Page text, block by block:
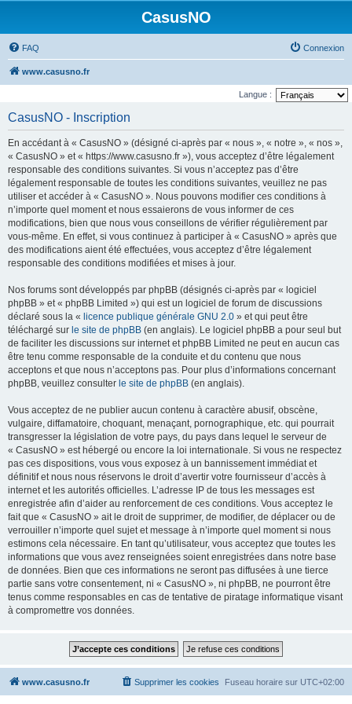
CasusNO
FAQ Connexion
www.casusno.fr
Langue :
CasusNO - Inscription
En accédant à « CasusNO » (désigné ci-après par « nous », « notre », « nos »,
« CasusNO » et « https://www.casusno.fr »), vous acceptez d’être légalement
responsable des conditions suivantes. Si vous n’acceptez pas d’être
légalement responsable de toutes les conditions suivantes, veuillez ne pas
utiliser et accéder à « CasusNO ». Nous pouvons modifier ces conditions à
n’importe quel moment et nous essaierons de vous informer de ces
modifications, bien que nous vous conseillons de vérifier régulièrement par
vous-même. En effet, si vous continuez à participer à « CasusNO » après que
des modifications aient été effectuées, vous acceptez d’être légalement
responsable des conditions modifiées et mises à jour.
Nos forums sont développés par phpBB (désignés ci-après par « logiciel
phpBB » et « phpBB Limited ») qui est un logiciel de forum de discussions
déclaré sous la « licence publique générale GNU 2.0 » et qui peut être
téléchargé sur le site de phpBB (en anglais). Le logiciel phpBB a pour seul but
de faciliter les discussions sur internet et phpBB Limited ne peut en aucun cas
être tenu comme responsable de la conduite et du contenu que nous
acceptons et que nous n’acceptons pas. Pour plus d’informations concernant
phpBB, veuillez consulter le site de phpBB (en anglais).
Vous acceptez de ne publier aucun contenu à caractère abusif, obscène,
vulgaire, diffamatoire, choquant, menaçant, pornographique, etc. qui pourrait
transgresser la législation de votre pays, du pays dans lequel le serveur de
« CasusNO » est hébergé ou encore la loi internationale. Si vous ne respectez
pas ces dispositions, vous vous exposez à un bannissement immédiat et
définitif et nous nous réservons le droit d’avertir votre fournisseur d’accès à
internet et les autorités officielles. L’adresse IP de tous les messages est
enregistrée afin d’aider au renforcement de ces conditions. Vous acceptez le
fait que « CasusNO » ait le droit de supprimer, de modifier, de déplacer ou de
verrouiller n’importe quel sujet et message à n’importe quel moment si nous
estimons cela nécessaire. En tant qu’utilisateur, vous acceptez que toutes les
informations que vous avez renseignées soient enregistrées dans notre base
de données. Bien que ces informations ne seront pas diffusées à une tierce
partie sans votre consentement, ni « CasusNO », ni phpBB, ne pourront être
tenus comme responsables en cas de tentative de piratage informatique visant
à compromettre vos données.
www.casusno.fr Fuseau horaire sur UTC+02:00
Supprimer les cookies